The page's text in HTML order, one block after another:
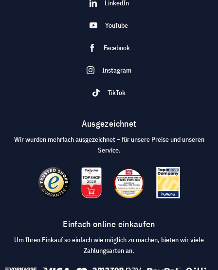
LinkedIn
YouTube
Facebook
Instagram
TikTok
Ausgezeichnet
Wir wurden mehrfach ausgezeichnet – für unsere Preise und unseren
Service.
Einfach online einkaufen
Um Ihren Einkauf so einfach wie möglich zu machen, bieten wir viele
Zahlungsarten an.